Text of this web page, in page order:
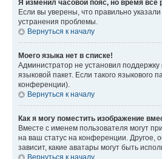
Я изменил часовой пояс, но время всё
Если вы уверены, что правильно
устранения проблемы.
Вернуться к началу
Моего языка нет в списке!
Администратор не установил
языковой пакет. Если такого
конференции).
Вернуться к началу
Как я могу поместить изображение
Вместе с именем пользователя могут
на ваш статус на конференции. Другое,
зависит, какие аватары могут быть
Вернуться к началу